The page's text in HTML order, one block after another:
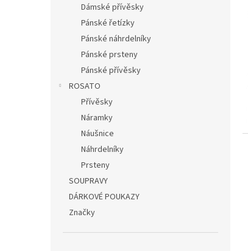
Dámské přívěsky
Pánské řetízky
Pánské náhrdelníky
Pánské prsteny
Pánské přívěsky
ROSATO
Přívěsky
Náramky
Náušnice
Náhrdelníky
Prsteny
SOUPRAVY
DÁRKOVÉ POUKAZY
Značky